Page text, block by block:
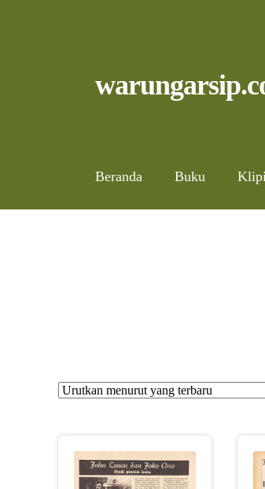
to
to
Beranda Buku